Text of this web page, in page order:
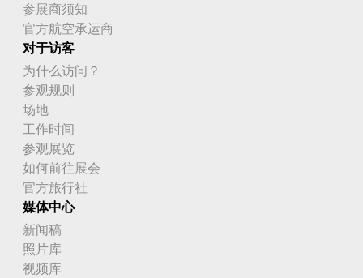
参展商须知
官方航空承运商
对于访客
为什么访问？
参观规则
场地
工作时间
参观展览
如何前往展会
官方旅行社
媒体中心
新闻稿
照片库
视频库